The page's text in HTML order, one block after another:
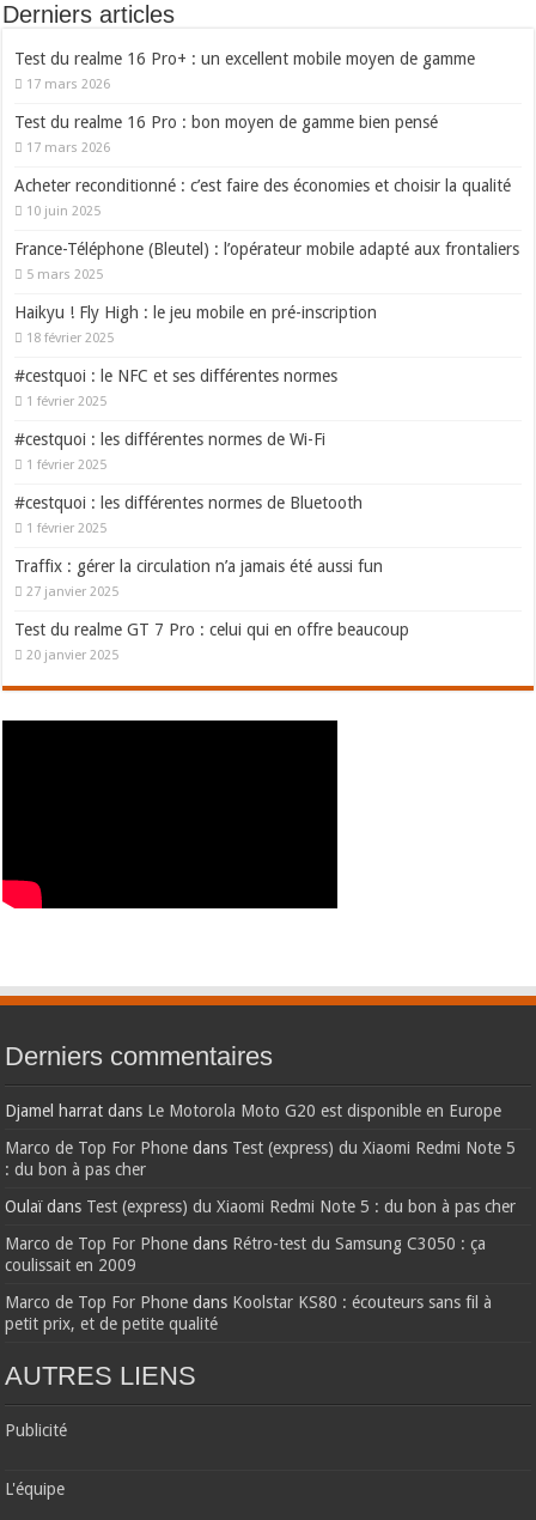
Derniers articles
Test du realme 16 Pro+ : un excellent mobile moyen de gamme
17 mars 2026
Test du realme 16 Pro : bon moyen de gamme bien pensé
17 mars 2026
Acheter reconditionné : c’est faire des économies et choisir la qualité
10 juin 2025
France-Téléphone (Bleutel) : l’opérateur mobile adapté aux frontaliers
5 mars 2025
Haikyu ! Fly High : le jeu mobile en pré-inscription
18 février 2025
#cestquoi : le NFC et ses différentes normes
1 février 2025
#cestquoi : les différentes normes de Wi-Fi
1 février 2025
#cestquoi : les différentes normes de Bluetooth
1 février 2025
Traffix : gérer la circulation n’a jamais été aussi fun
27 janvier 2025
Test du realme GT 7 Pro : celui qui en offre beaucoup
20 janvier 2025
Derniers commentaires
Djamel harrat dans Le Motorola Moto G20 est disponible en Europe
Marco de Top For Phone dans Test (express) du Xiaomi Redmi Note 5
: du bon à pas cher
Oulaïdans Test (express) du Xiaomi Redmi Note 5 : du bon à pas cher
Marco de Top For Phone dans Rétro-test du Samsung C3050 : ça
coulissait en 2009
Marco de Top For Phone dans Koolstar KS80 : écouteurs sans fil à
petit prix, et de petite qualité
AUTRES LIENS
Publicité
L'équipe